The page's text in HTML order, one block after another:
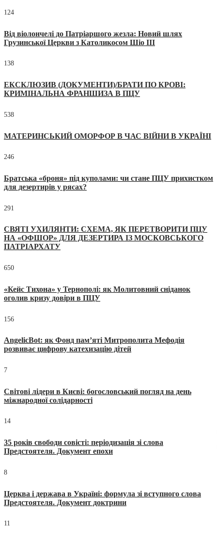
124
Від віолончелі до Патріаршого жезла: Новий шлях
Грузинської Церкви з Католикосом Шіо III
138
ЕКСКЛЮЗИВ (ДОКУМЕНТИ)/БРАТИ ПО КРОВІ:
КРИМІНАЛЬНА ФРАНШИЗА В ПЦУ
538
МАТЕРИНСЬКИЙ ОМОРФОР В ЧАС ВІЙНИ В УКРАЇНІ
246
Братська «броня» під куполами: чи стане ПЦУ прихистком
для дезертирів у рясах?
291
СВЯТІ УХИЛЯНТИ: СХЕМА, ЯК ПЕРЕТВОРИТИ ПЦУ
НА «ОФШОР» ДЛЯ ДЕЗЕРТИРА ІЗ МОСКОВСЬКОГО
ПАТРІАРХАТУ
650
«Кейс Тихона» у Тернополі: як Молитовний сніданок
оголив кризу довіри в ПЦУ
156
AngelicBot: як Фонд пам’яті Митрополита Мефодія
розвиває цифрову катехизацію дітей
7
Світові лідери в Києві: богословський погляд на день
міжнародної солідарності
14
35 років свободи совісті: періодизація зі слова
Предстоятеля. Документ епохи
8
Церква і держава в Україні: формула зі вступного слова
Предстоятеля. Документ доктрини
11